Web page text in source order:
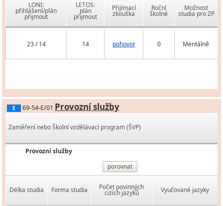
LONI:
přihlášení/plán
přijmout
LETOS:
plán
přijmout
Přijímací
zkouška
Roční
školné
Možnost
studia pro ZP
23 / 14 14 pohovor 0 Mentálně
E 69-54-E/01 Provozní služby
Zaměření nebo Školní vzdělávací program (ŠVP)
Provozní služby
porovnat
Délka studia Forma studia Počet povinných
cizích jazyků Vyučované jazyky